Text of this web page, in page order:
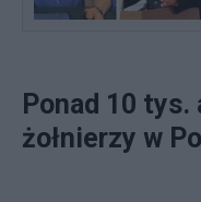
Ponad 10
żołnierzy w